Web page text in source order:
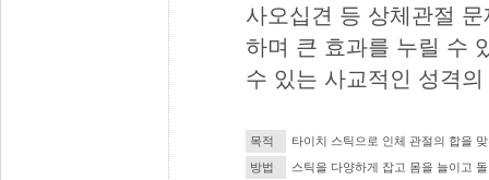
사오십견 등 상체관절
하며 큰 효과를 누릴 수
수 있는 사교적인 성격
목적
타이치 스틱으로 인체 관절의 합을
방법
스틱을 다양하게 잡고 몸을 늘이고